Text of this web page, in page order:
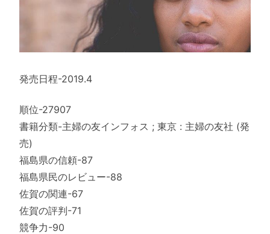
発売日程-2019.4
順位-27907
書籍分類-主婦の友インフォス ; 東京 : 主婦の友社 (発
売)
福島県の信頼-87
福島県民のレビュー-88
佐賀の関連-67
佐賀の評判-71
競争力-90